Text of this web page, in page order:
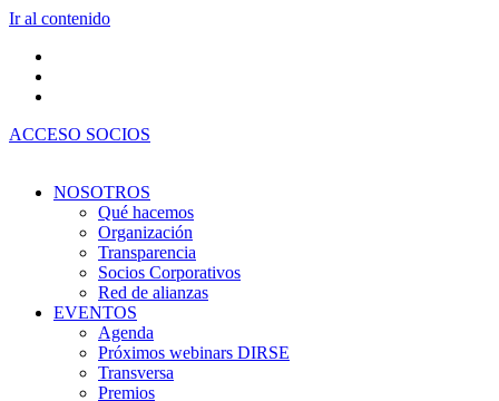
Ir al contenido
ACCESO SOCIOS
NOSOTROS
Qué hacemos
Organización
Transparencia
Socios Corporativos
Red de alianzas
EVENTOS
Agenda
Próximos webinars DIRSE
Transversa
Premios